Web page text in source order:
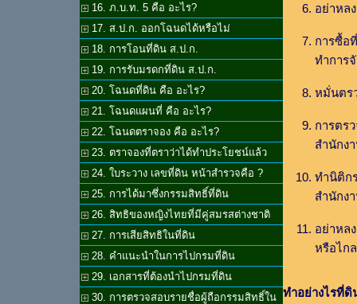
16. ภ.บ.ท. 5 คือ อะไร?
17. ส.ป.ก. ออกโฉนดได้หรือไม่
18. การโอนที่ดิน ส.ป.ก.
19. การรับมรดกที่ดิน ส.ป.ก.
20. โฉนดที่ดิน คือ อะไร?
21. โฉนดแผนที่ คือ อะไร?
22. โฉนดตราจอง คือ อะไร?
23. ตราจองที่ตราว่าได้ทำประโยชน์แล้ว
24. ใบระวาง เลขที่ดิน หน้าสำรวจคือ ?
25. การได้มาซึ่งกรรมสิทธิ์ที่ดิน
26. สิทธิของหญิงไทยที่มีคู่สมรสต่างชาติ
27. การเสียสิทธิในที่ดิน
28. คำแนะนำในการไปกรมที่ดิน
29. เอกสารที่ต้องนำไปกรมที่ดิน
30. การตรวจสอบรายชื่อผู้ถือกรรมสิทธิ์ใน
อย่าหล
การซื้อ
ทำการ
หมั่นตร
การตร
สำนักง
ทำนิติก
สำนักง
อย่าหล
หรือไก
ทำอย่างไรที่